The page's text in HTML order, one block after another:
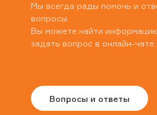
Мы всегда рады помочь и
вопросы.
Вы можете найти
задать вопрос в онлайн-чате
Вопросы и ответы